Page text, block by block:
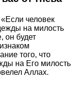
человек
на милость
он будет
того, что
на Его милость
Аллах.